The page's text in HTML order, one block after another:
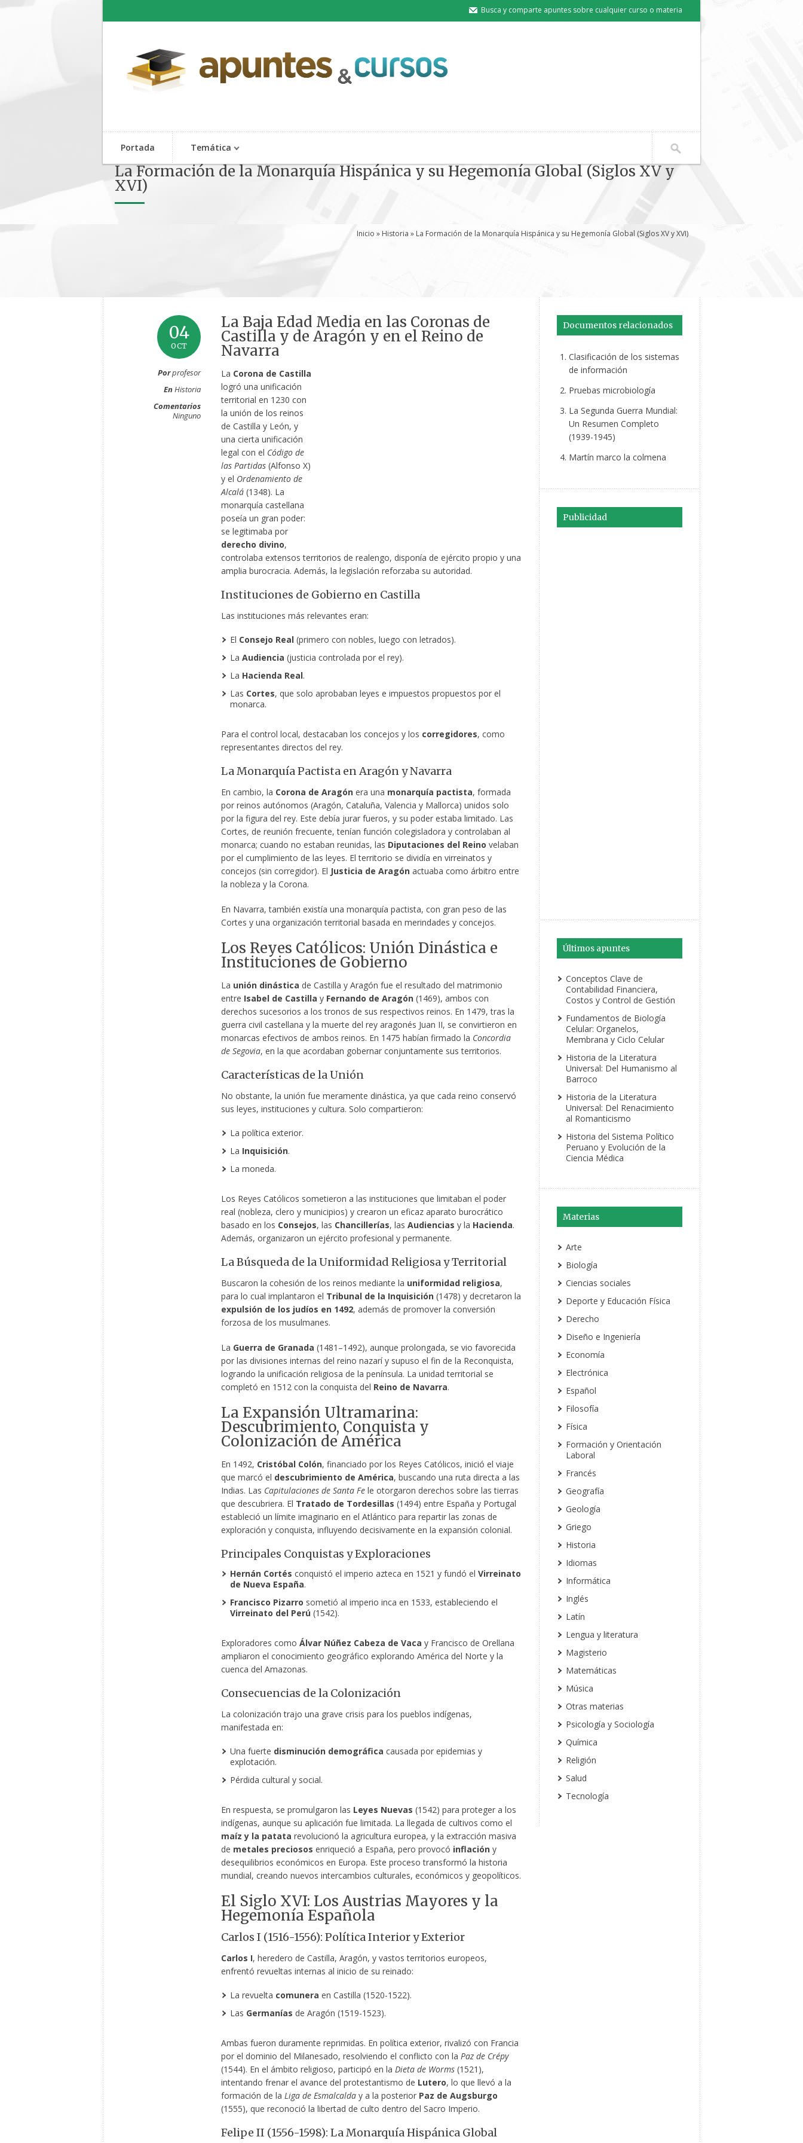
Busca y comparte apuntes sobre cualquier curso o materia
Portada Temática
La Formación de la Monarquía Hispánica y su Hegemonía Global (Siglos XV y
XVI)
Inicio » Historia » La Formación de la Monarquía Hispánica y su Hegemonía Global (Siglos XV y XVI)
04
OCT
Porprofesor
EnHistoria
Comentarios
Ninguno
La Baja Edad Media en las Coronas de
Castilla y de Aragón y en el Reino de
Navarra
La Corona de Castilla
logró una unificación
territorial en 1230 con
la unión de los reinos
de Castilla y León, y
una cierta unificación
legal con el Código de
las Partidas(Alfonso X)
y el Ordenamiento de
Alcalá(1348). La
monarquía castellana
poseía un gran poder:
se legitimaba por
derecho divino,
controlaba extensos territorios de realengo, disponía de ejército propio y una
amplia burocracia. Además, la legislación reforzaba su autoridad.
Instituciones de Gobierno en Castilla
Las instituciones más relevantes eran:
El Consejo Real(primero con nobles, luego con letrados).
La Audiencia (justicia controlada por el rey).
La Hacienda Real.
Las Cortes, que solo aprobaban leyes e impuestos propuestos por el
monarca.
Para el control local, destacaban los concejos y los corregidores, como
representantes directos del rey.
La Monarquía Pactista en Aragón y Navarra
En cambio, la Corona de Aragónera una monarquía pactista, formada
por reinos autónomos (Aragón, Cataluña, Valencia y Mallorca) unidos solo
por la figura del rey. Este debía jurar fueros, y su poder estaba limitado. Las
Cortes, de reunión frecuente, tenían función colegisladora y controlaban al
monarca; cuando no estaban reunidas, las Diputaciones del Reino velaban
por el cumplimiento de las leyes. El territorio se dividía en virreinatos y
concejos (sin corregidor). El Justicia de Aragónactuaba como árbitro entre
la nobleza y la Corona.
En Navarra, también existía una monarquía pactista, con gran peso de las
Cortes y una organización territorial basada en merindades y concejos.
Los Reyes Católicos: Unión Dinástica e
Instituciones de Gobierno
La unión dinástica de Castilla y Aragón fue el resultado del matrimonio
entre Isabel de Castilla y Fernando de Aragón(1469), ambos con
derechos sucesorios a los tronos de sus respectivos reinos. En 1479, tras la
guerra civil castellana y la muerte del rey aragonés Juan II, se convirtieron en
monarcas efectivos de ambos reinos. En 1475 habían firmado la Concordia
de Segovia, en la que acordaban gobernar conjuntamente sus territorios.
Características de la Unión
No obstante, la unión fue meramente dinástica, ya que cada reino conservó
sus leyes, instituciones y cultura. Solo compartieron:
La política exterior.
La Inquisición.
La moneda.
Los Reyes Católicos sometieron a las instituciones que limitaban el poder
real (nobleza, clero y municipios) y crearon un eficaz aparato burocrático
basado en los Consejos, las Chancillerías, las Audiencias y la Hacienda.
Además, organizaron un ejército profesional y permanente.
La Búsqueda de la Uniformidad Religiosa y Territorial
Buscaron la cohesión de los reinos mediante la uniformidad religiosa,
para lo cual implantaron el Tribunal de la Inquisición(1478) y decretaron la
expulsión de los judíos en 1492, además de promover la conversión
forzosa de los musulmanes.
La Guerra de Granada (1481–1492), aunque prolongada, se vio favorecida
por las divisiones internas del reino nazarí y supuso el fin de la Reconquista,
logrando la unificación religiosa de la península. La unidad territorial se
completó en 1512 con la conquista del Reino de Navarra.
La Expansión Ultramarina:
Descubrimiento, Conquista y
Colonización de América
En 1492, Cristóbal Colón, financiado por los Reyes Católicos, inició el viaje
que marcó el descubrimiento de América, buscando una ruta directa a las
Indias. Las Capitulaciones de Santa Fele otorgaron derechos sobre las tierras
que descubriera. El Tratado de Tordesillas (1494) entre España y Portugal
estableció un límite imaginario en el Atlántico para repartir las zonas de
exploración y conquista, influyendo decisivamente en la expansión colonial.
Principales Conquistas y Exploraciones
Hernán Cortés conquistó el imperio azteca en 1521 y fundó el Virreinato
de Nueva España.
Francisco Pizarro sometió al imperio inca en 1533, estableciendo el
Virreinato del Perú(1542).
Exploradores como Álvar Núñez Cabeza de Vaca y Francisco de Orellana
ampliaron el conocimiento geográfico explorando América del Norte y la
cuenca del Amazonas.
Consecuencias de la Colonización
La colonización trajo una grave crisis para los pueblos indígenas,
manifestada en:
Una fuerte disminución demográfica causada por epidemias y
explotación.
Pérdida cultural y social.
En respuesta, se promulgaron las Leyes Nuevas (1542) para proteger a los
indígenas, aunque su aplicación fue limitada. La llegada de cultivos como el
maíz y la patata revolucionó la agricultura europea, y la extracción masiva
de metales preciosos enriqueció a España, pero provocó inflacióny
desequilibrios económicos en Europa. Este proceso transformó la historia
mundial, creando nuevos intercambios culturales, económicos y geopolíticos.
El Siglo XVI: Los Austrias Mayores y la
Hegemonía Española
Carlos I (1516-1556): Política Interior y Exterior
Carlos I, heredero de Castilla, Aragón, y vastos territorios europeos,
enfrentó revueltas internas al inicio de su reinado:
La revuelta comunera en Castilla (1520-1522).
Las Germanías de Aragón (1519-1523).
Ambas fueron duramente reprimidas. En política exterior, rivalizó con Francia
por el dominio del Milanesado, resolviendo el conflicto con la Paz de Crépy
(1544). En el ámbito religioso, participó en la Dieta de Worms(1521),
intentando frenar el avance del protestantismo de Lutero, lo que llevó a la
formación de la Liga de Esmalcalday a la posterior Paz de Augsburgo
(1555), que reconoció la libertad de culto dentro del Sacro Imperio.
Felipe II (1556-1598): La Monarquía Hispánica Global
Documentos relacionados
Clasificación de los sistemas
de información
Pruebas microbiología
La Segunda Guerra Mundial:
Un Resumen Completo
(1939-1945)
Martín marco la colmena
Publicidad
Últimos apuntes
Conceptos Clave de
Contabilidad Financiera,
Costos y Control de Gestión
Fundamentos de Biología
Celular: Organelos,
Membrana y Ciclo Celular
Historia de la Literatura
Universal: Del Humanismo al
Barroco
Historia de la Literatura
Universal: Del Renacimiento
al Romanticismo
Historia del Sistema Político
Peruano y Evolución de la
Ciencia Médica
Materias
Arte
Biología
Ciencias sociales
Deporte y Educación Física
Derecho
Diseño e Ingeniería
Economía
Electrónica
Español
Filosofía
Física
Formación y Orientación
Laboral
Francés
Geografía
Geología
Griego
Historia
Idiomas
Informática
Inglés
Latín
Lengua y literatura
Magisterio
Matemáticas
Música
Otras materias
Psicología y Sociología
Química
Religión
Salud
Tecnología